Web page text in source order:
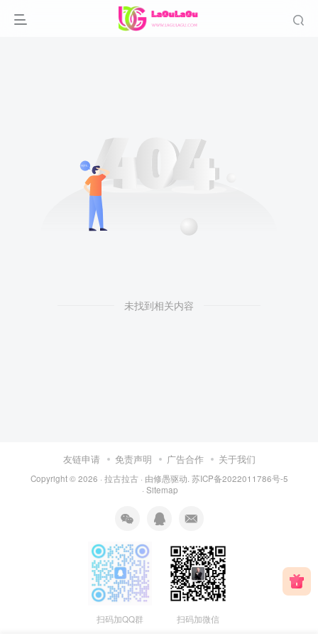
未找到相关内容
友链申请 免责声明 广告合作 关于我们
Copyright © 2026 · 拉古拉古 · 由修愚驱动. 苏ICP备2022011786号-5
· Sitemap
扫码加QQ群 扫码加微信